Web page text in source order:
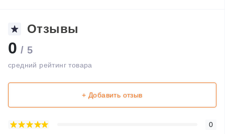
Отзывы
0 / 5
средний рейтинг товара
+ Добавить отзыв
0